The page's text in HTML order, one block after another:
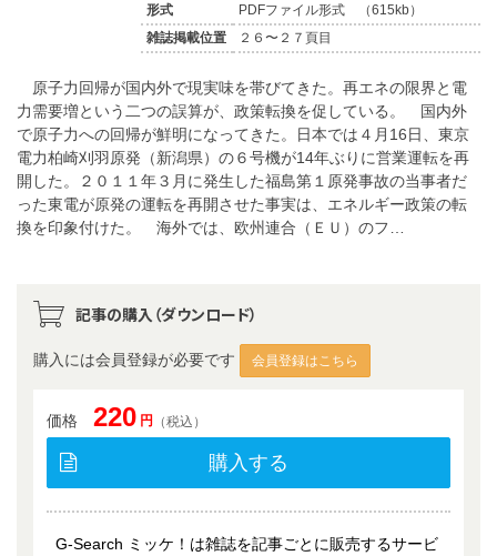
形式
PDFファイル形式 （615kb）
雑誌掲載位置
２６〜２７頁目
原子力回帰が国内外で現実味を帯びてきた。再エネの限界と電
力需要増という二つの誤算が、政策転換を促している。 国内外
で原子力への回帰が鮮明になってきた。日本では４月16日、東京
電力柏崎刈羽原発（新潟県）の６号機が14年ぶりに営業運転を再
開した。２０１１年３月に発生した福島第１原発事故の当事者だ
った東電が原発の運転を再開させた事実は、エネルギー政策の転
換を印象付けた。 海外では、欧州連合（ＥＵ）のフ…
記事の購入（ダウンロード）
購入には会員登録が必要です 会員登録はこちら
価格 220 円 （税込）
購入する
G-Search ミッケ！は雑誌を記事ごとに販売するサービ